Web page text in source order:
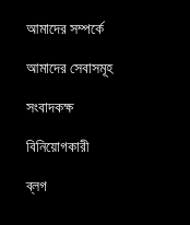
আমাদের সম্পর্কে
আমাদের সেবাসমূহ
সংবাদকক্ষ
বিনিয়োগকারী
ব্লগ